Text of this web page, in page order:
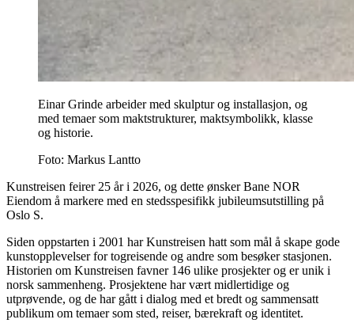
Einar Grinde arbeider med skulptur og installasjon, og
med temaer som maktstrukturer, maktsymbolikk, klasse
og historie.
Foto: Markus Lantto
Kunstreisen feirer 25 år i 2026, og dette ønsker Bane NOR
Eiendom å markere med en stedsspesifikk jubileumsutstilling på
Oslo S.
Siden oppstarten i 2001 har Kunstreisen hatt som mål å skape gode
kunstopplevelser for togreisende og andre som besøker stasjonen.
Historien om Kunstreisen favner 146 ulike prosjekter og er unik i
norsk sammenheng. Prosjektene har vært midlertidige og
utprøvende, og de har gått i dialog med et bredt og sammensatt
publikum om temaer som sted, reiser, bærekraft og identitet.